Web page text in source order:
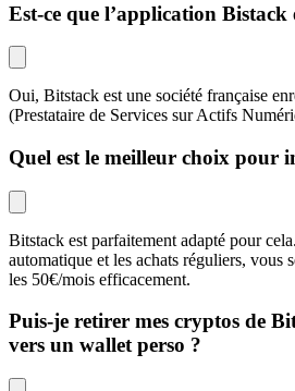
Est-ce que l’application Bistack
Oui, Bitstack est une société française
(Prestataire de Services sur Actifs
Quel est le meilleur choix pour
Bitstack est parfaitement adapté pour
automatique et les achats réguliers, vous
les 50€/mois efficacement.
Puis-je retirer mes cryptos de
vers un wallet perso ?